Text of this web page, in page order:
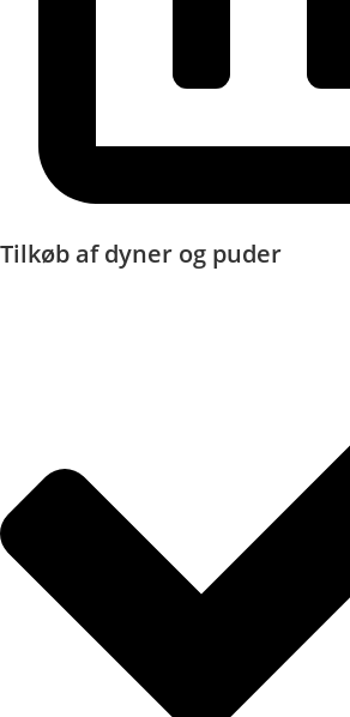
Tilkøb af dyner og puder